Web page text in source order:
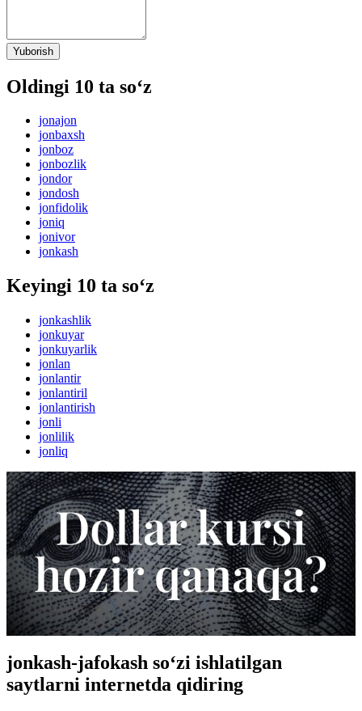
Yuborish
Oldingi 10 ta so‘z
jonajon
jonbaxsh
jonboz
jonbozlik
jondor
jondosh
jonfidolik
joniq
jonivor
jonkash
Keyingi 10 ta so‘z
jonkashlik
jonkuyar
jonkuyarlik
jonlan
jonlantir
jonlantiril
jonlantirish
jonli
jonlilik
jonliq
jonkash-jafokash so‘zi ishlatilgan
saytlarni internetda qidiring